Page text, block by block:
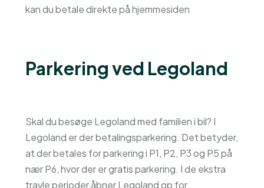
kan du betale direkte på hjemmesiden
Parkering ved Legoland
Skal du besøge Legoland med familien i bil? I
Legoland er der betalingsparkering. Det betyder,
at der betales for parkering i P1, P2, P3 og P5 på
nær P6, hvor der er gratis parkering. I de ekstra
travle perioder åbner Legoland op for